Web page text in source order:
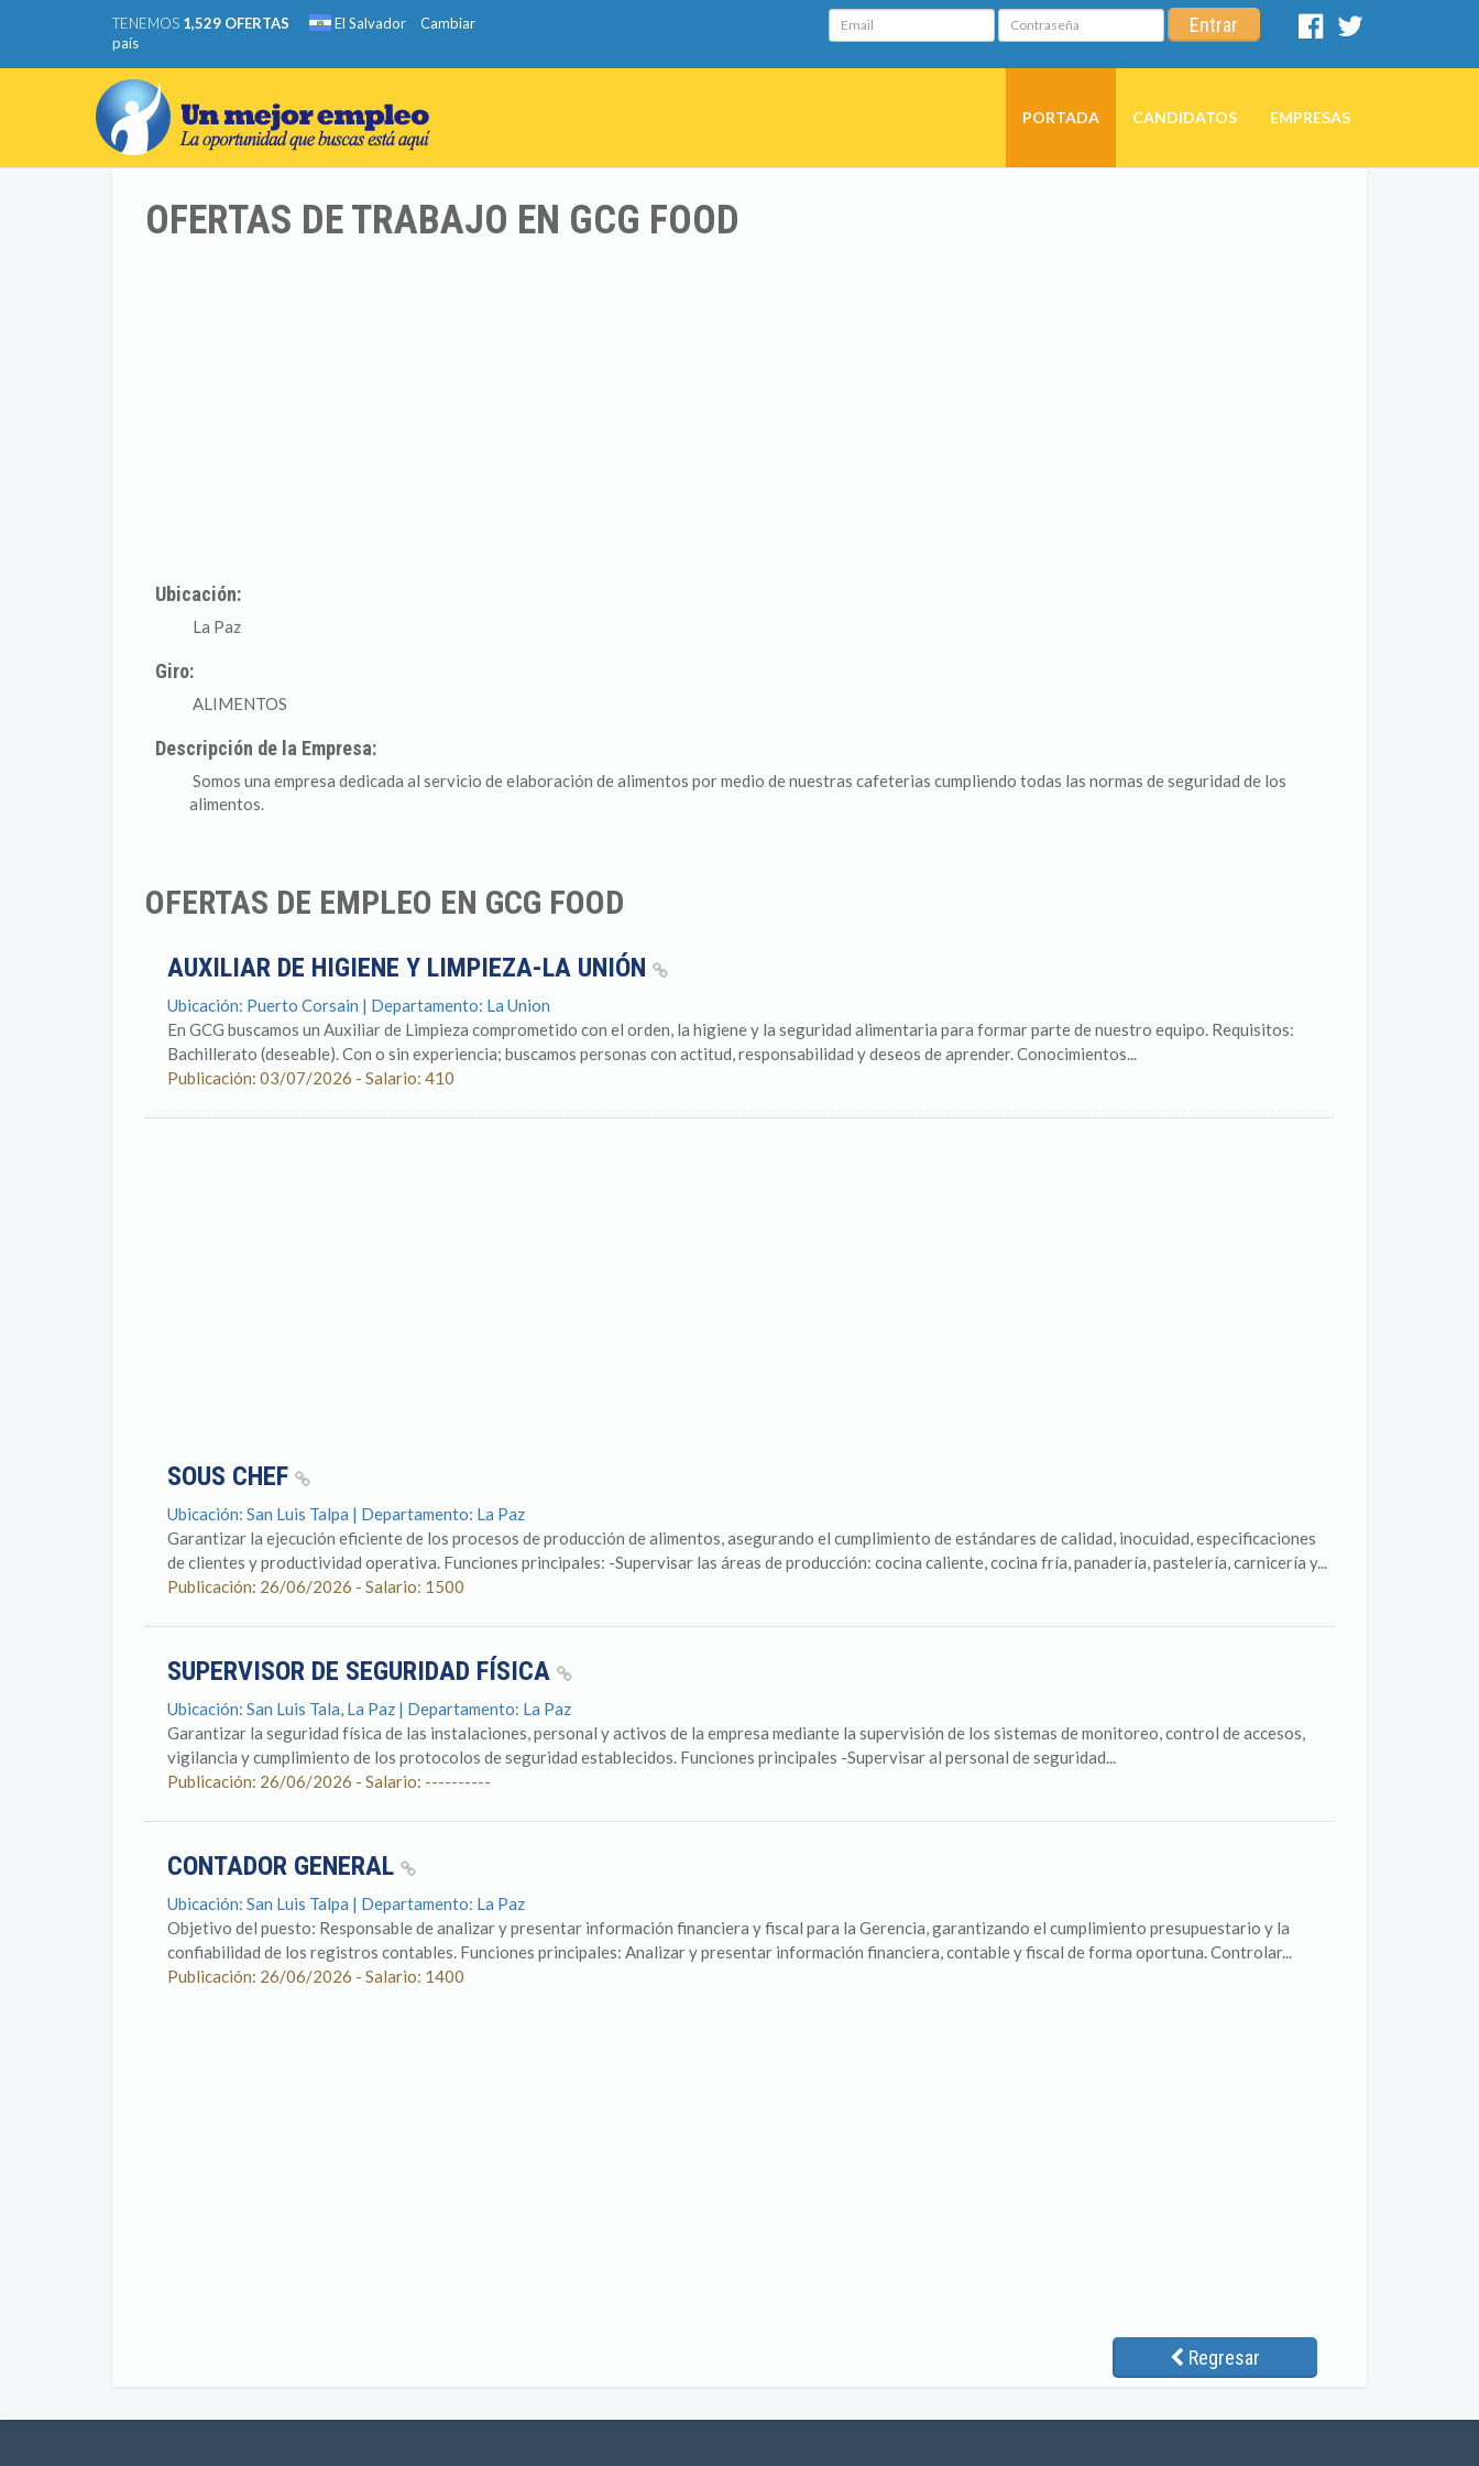
TENEMOS 1,529 OFERTAS El Salvador
Cambiar
país
Email Contraseña Entrar
Facebook
PORTADA CANDIDATOS EMPRESAS
OFERTAS DE TRABAJO EN GCG FOOD
Ubicación:
La Paz
Giro:
ALIMENTOS
Descripción de la Empresa:
Somos una empresa dedicada al servicio de elaboración de alimentos por medio de nuestras cafeterias cumpliendo todas las normas de seguridad de los
alimentos.
OFERTAS DE EMPLEO EN GCG FOOD
AUXILIAR DE HIGIENE Y LIMPIEZA-LA UNIÓN
Ubicación: Puerto Corsain | Departamento: La Union
En GCG buscamos un Auxiliar de Limpieza comprometido con el orden, la higiene y la seguridad alimentaria para formar parte de nuestro equipo. Requisitos:
Bachillerato (deseable). Con o sin experiencia; buscamos personas con actitud, responsabilidad y deseos de aprender. Conocimientos...
Publicación: 03/07/2026 - Salario: 410
SOUS CHEF
Ubicación: San Luis Talpa | Departamento: La Paz
Garantizar la ejecución eficiente de los procesos de producción de alimentos, asegurando el cumplimiento de estándares de calidad, inocuidad, especificaciones
de clientes y productividad operativa. Funciones principales: -Supervisar las áreas de producción: cocina caliente, cocina fría, panadería, pastelería, carnicería y...
Publicación: 26/06/2026 - Salario: 1500
SUPERVISOR DE SEGURIDAD FÍSICA
Ubicación: San Luis Tala, La Paz | Departamento: La Paz
Garantizar la seguridad física de las instalaciones, personal y activos de la empresa mediante la supervisión de los sistemas de monitoreo, control de accesos,
vigilancia y cumplimiento de los protocolos de seguridad establecidos. Funciones principales -Supervisar al personal de seguridad...
Publicación: 26/06/2026 - Salario: ----------
CONTADOR GENERAL
Ubicación: San Luis Talpa | Departamento: La Paz
Objetivo del puesto: Responsable de analizar y presentar información financiera y fiscal para la Gerencia, garantizando el cumplimiento presupuestario y la
confiabilidad de los registros contables. Funciones principales: Analizar y presentar información financiera, contable y fiscal de forma oportuna. Controlar...
Publicación: 26/06/2026 - Salario: 1400
Regresar